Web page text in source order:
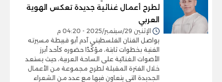
لطرح أعمال غنائية جديدة تعكس الهوية
العربي
الإثنين 29/سبتمبر/2025 - 04:20 م
يواصل الفنان الفلسطيني آدم أبو قبيطة مسيرته
الفنية بخطوات ثابتة، مؤكّدًا حضوره كأحد أبرز
الأصوات الغنائية على الساحة العربية، حيث يستعد
خلال الفترة المقبلة لطرح مجموعة من الأعمال
الجديدة التي يتعاون فيها مع عدد من الشعراء